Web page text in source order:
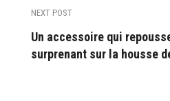
NEXT POST
Un accessoire qui
surprenant sur la housse